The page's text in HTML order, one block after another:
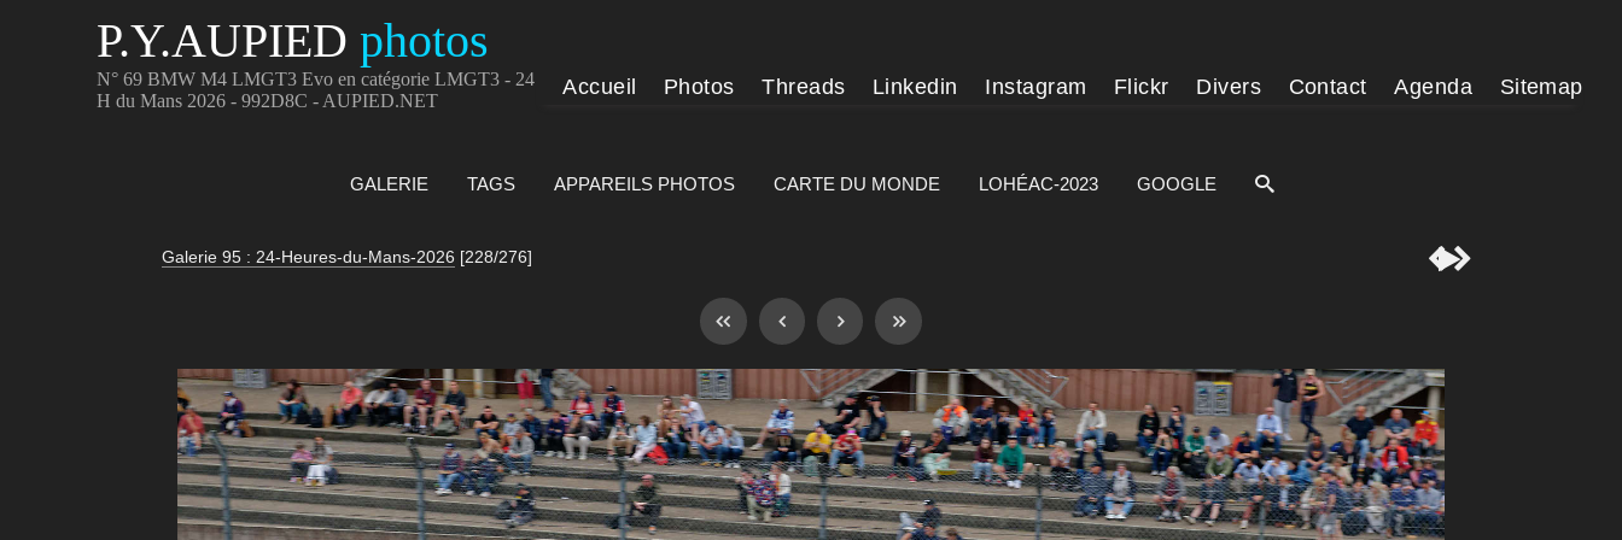
P.Y.AUPIED photos
N° 69 BMW M4 LMGT3 Evo en catégorie LMGT3 - 24
H du Mans 2026 - 992D8C - AUPIED.NET
Accueil Photos Threads Linkedin Instagram Flickr Divers Contact Agenda Sitemap
GALERIE TAGS APPAREILS PHOTOS CARTE DU MONDE LOHÉAC-2023 GOOGLE
Galerie 95 : 24-Heures-du-Mans-2026 [228/276] 